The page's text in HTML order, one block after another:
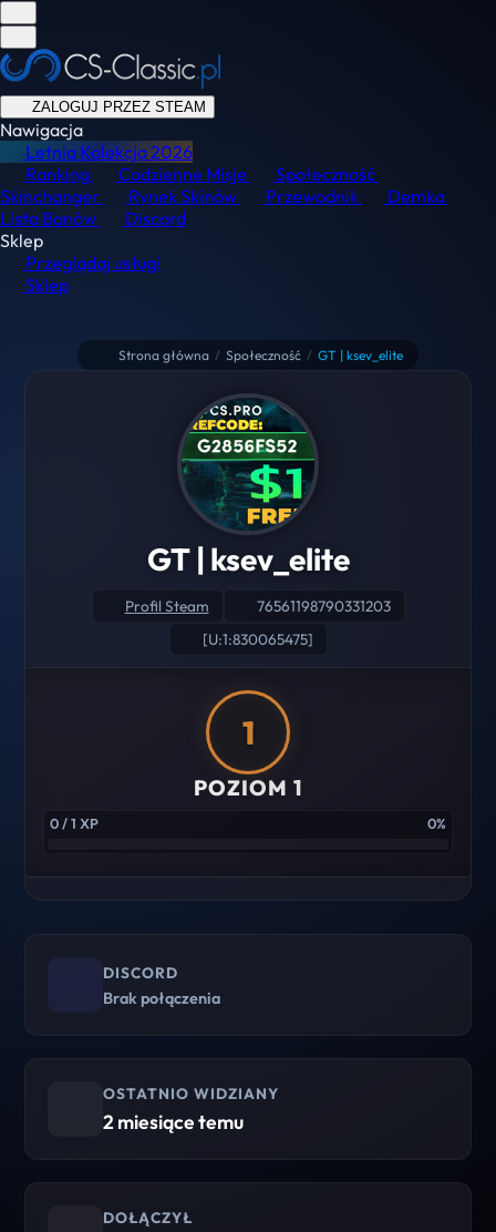
ZALOGUJ PRZEZ STEAM
Nawigacja
Letnia Kolekcja2026
Ranking
Codzienne Misje
Społeczność
Skinchanger
Rynek Skinów Przewodnik
Demka
Lista Banów
Discord
Sklep
Przeglądaj usługi
Sklep
Strona główna / Społeczność / GT | ksev_elite
GT | ksev_elite
Profil Steam
76561198790331203
[U:1:830065475]
1
POZIOM 1
0 / 1 XP 0%
DISCORD
Brak połączenia
OSTATNIO WIDZIANY
2 miesiące temu
DOŁĄCZYŁ